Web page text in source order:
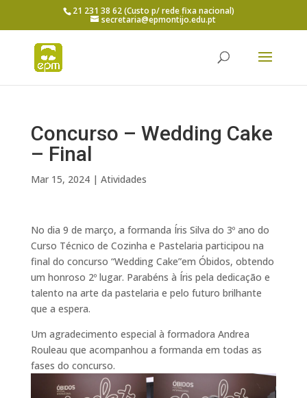
21 231 38 62 (Custo p/ rede fixa nacional)
secretaria@epmontijo.edu.pt
Concurso – Wedding Cake
– Final
Mar 15, 2024| Atividades
No dia 9 de março, a formanda Íris Silva do 3º ano do
Curso Técnico de Cozinha e Pastelaria participou na
final do concurso “Wedding Cake”em Óbidos, obtendo
um honroso 2º lugar. Parabéns à Íris pela dedicação e
talento na arte da pastelaria e pelo futuro brilhante
que a espera.
Um agradecimento especial à formadora Andrea
Rouleau que acompanhou a formanda em todas as
fases do concurso.